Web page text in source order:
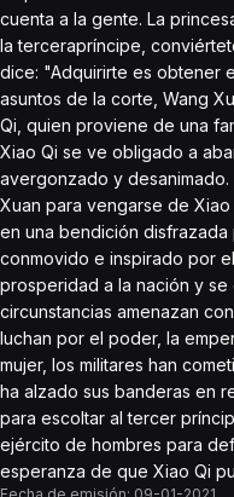
cuenta a la gente. La
la tercerapríncipe,
dice: "Adquirirte es obtener
asuntos de la corte, Wang
Qi, quien proviene de una
Xiao Qi se ve obligado a
avergonzado y desanimado.
Xuan para vengarse de
en una bendición disfrazada
conmovido e inspirado por
prosperidad a la nación y se
circunstancias amenazan
luchan por el poder, la
mujer, los militares han
ha alzado sus banderas en
para escoltar al tercer
ejército de hombres para
esperanza de que Xiao Qi